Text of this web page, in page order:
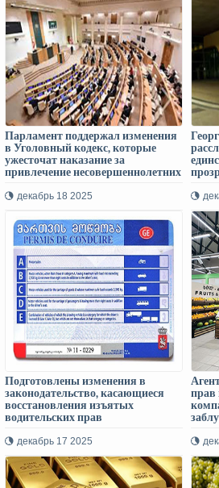
Парламент поддержал изменения
в Уголовный кодекс, которые
ужесточат наказание за
привлечение несовершеннолетних
декабрь 18 2025
Подготовлены изменения в
законодательство, касающиеся
восстановления изъятых
водительских прав
декабрь 17 2025
прав